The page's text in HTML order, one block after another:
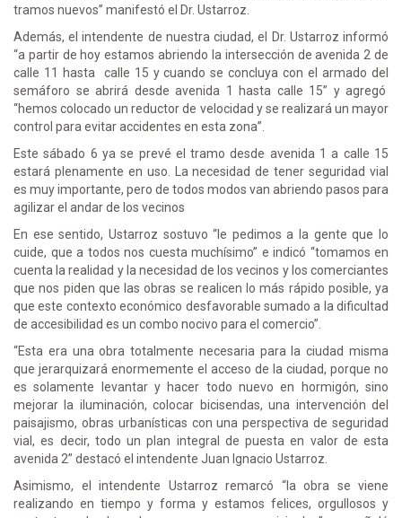
tramos nuevos” manifestó el Dr. Ustarroz.
Además, el intendente de nuestra ciudad, el Dr. Ustarroz informó
“a partir de hoy estamos abriendo la intersección de avenida 2 de
calle 11 hasta calle 15 y cuando se concluya con el armado del
semáforo se abrirá desde avenida 1 hasta calle 15” y agregó
“hemos colocado un reductor de velocidad y se realizará un mayor
control para evitar accidentes en esta zona”.
Este sábado 6 ya se prevé el tramo desde avenida 1 a calle 15
estará plenamente en uso. La necesidad de tener seguridad vial
es muy importante, pero de todos modos van abriendo pasos para
agilizar el andar de los vecinos
En ese sentido, Ustarroz sostuvo “le pedimos a la gente que lo
cuide, que a todos nos cuesta muchísimo” e indicó “tomamos en
cuenta la realidad y la necesidad de los vecinos y los comerciantes
que nos piden que las obras se realicen lo más rápido posible, ya
que este contexto económico desfavorable sumado a la dificultad
de accesibilidad es un combo nocivo para el comercio”.
“Esta era una obra totalmente necesaria para la ciudad misma
que jerarquizará enormemente el acceso de la ciudad, porque no
es solamente levantar y hacer todo nuevo en hormigón, sino
mejorar la iluminación, colocar bicisendas, una intervención del
paisajismo, obras urbanísticas con una perspectiva de seguridad
vial, es decir, todo un plan integral de puesta en valor de esta
avenida 2” destacó el intendente Juan Ignacio Ustarroz.
Asimismo, el intendente Ustarroz remarcó “la obra se viene
realizando en tiempo y forma y estamos felices, orgullosos y